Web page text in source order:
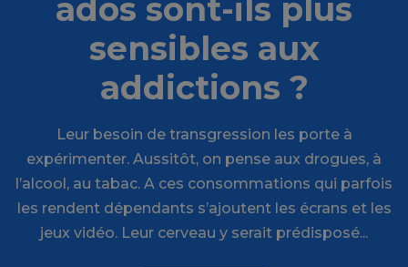
ados sont-ils plus
sensibles aux
addictions ?
Leur besoin de transgression les porte à
expérimenter. Aussitôt, on pense aux drogues, à
l’alcool, au tabac. A ces consommations qui parfois
les rendent dépendants s’ajoutent les écrans et les
jeux vidéo. Leur cerveau y serait prédisposé...